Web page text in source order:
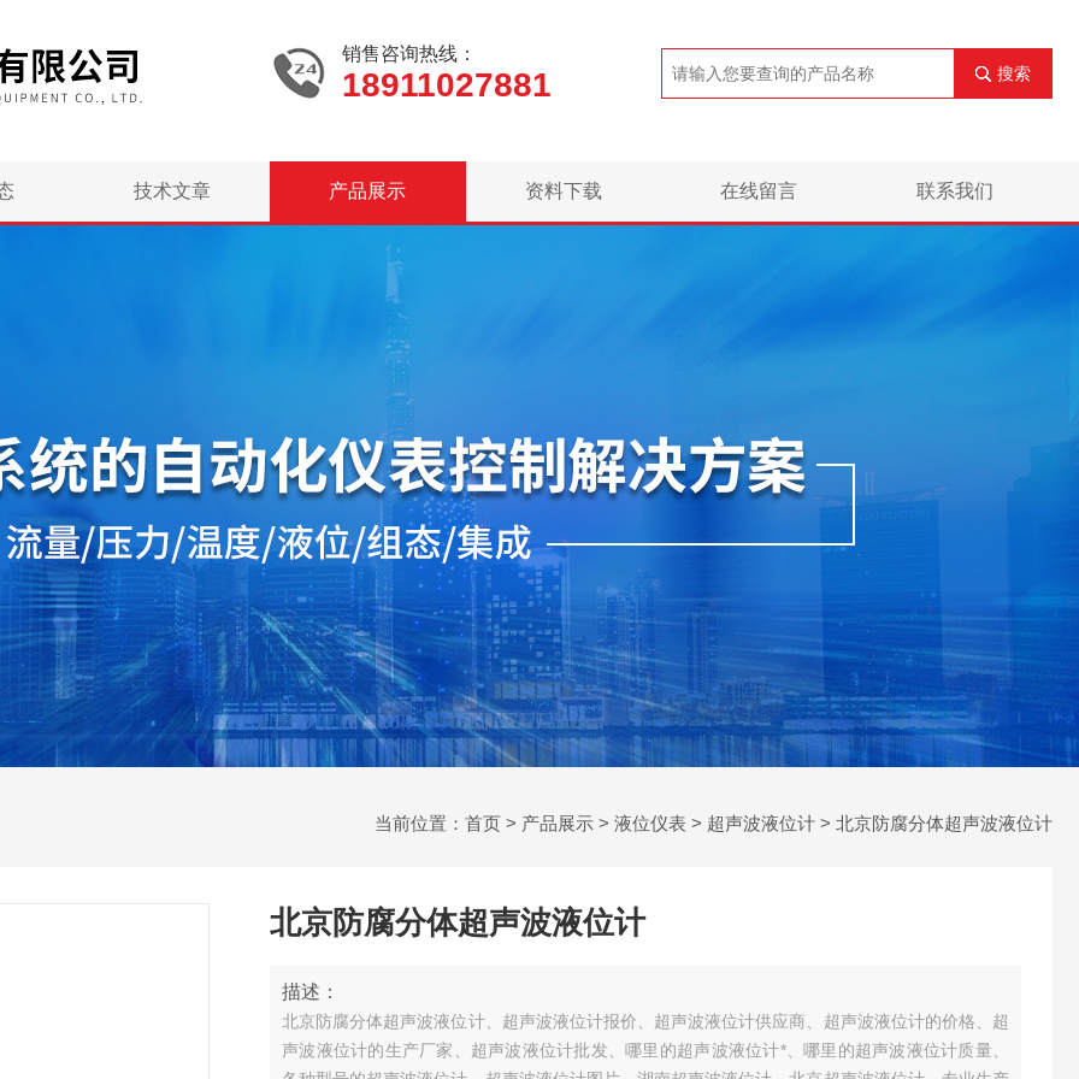
销售咨询热线：
18911027881 搜索
技术文章 产品展示 资料下载 在线留言 联系我们
当前位置： 首页 > 产品展示 > 液位仪表 > 超声波液位计 > 北京防腐分体超声波液位计
北京防腐分体超声波液位计
描述：
北京防腐分体超声波液位计、超声波液位计报价、超声波液位计供应商、超声波液位计的价格、超
声波液位计的生产厂家、超声波液位计批发、哪里的超声波液位计*、哪里的超声波液位计质量、